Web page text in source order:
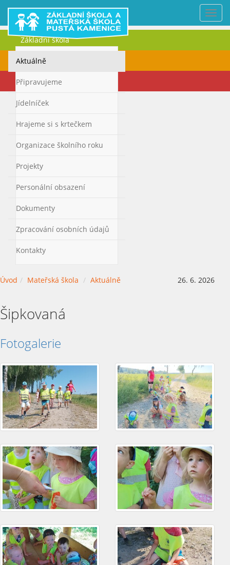
Základní škola
Mateřská škola
Kontakty
Aktuálně
Připravujeme
Jídelníček
Hrajeme si s krtečkem
Organizace školního roku
Projekty
Personální obsazení
Dokumenty
Zpracování osobních údajů
Kontakty
Úvod Mateřská škola Aktuálně 26. 6. 2026
Šipkovaná
Fotogalerie